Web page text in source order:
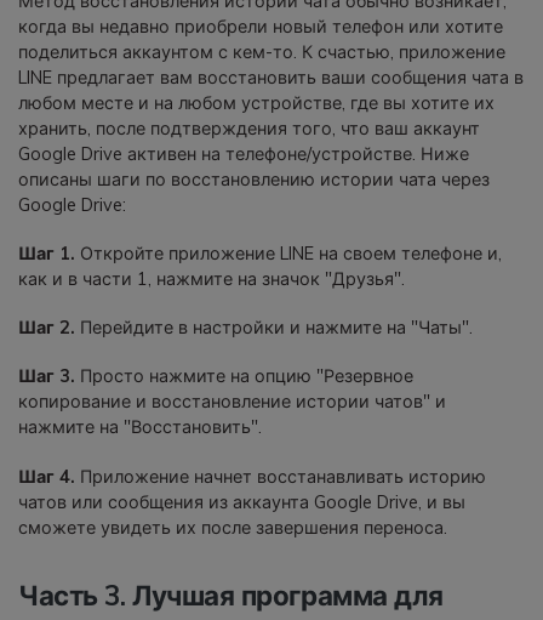
когда вы недавно приобрели новый телефон или хотите
поделиться аккаунтом с кем-то. К счастью, приложение
LINE предлагает вам восстановить ваши сообщения чата в
любом месте и на любом устройстве, где вы хотите их
хранить, после подтверждения того, что ваш аккаунт
Google Drive активен на телефоне/устройстве. Ниже
описаны шаги по восстановлению истории чата через
Google Drive:
Шаг 1. Откройте приложение LINE на своем телефоне и,
как и в части 1, нажмите на значок "Друзья".
Шаг 2. Перейдите в настройки и нажмите на "Чаты".
Шаг 3. Просто нажмите на опцию "Резервное
копирование и восстановление истории чатов" и
нажмите на "Восстановить".
Шаг 4. Приложение начнет восстанавливать историю
чатов или сообщения из аккаунта Google Drive, и вы
сможете увидеть их после завершения переноса.
Часть 3. Лучшая программа для